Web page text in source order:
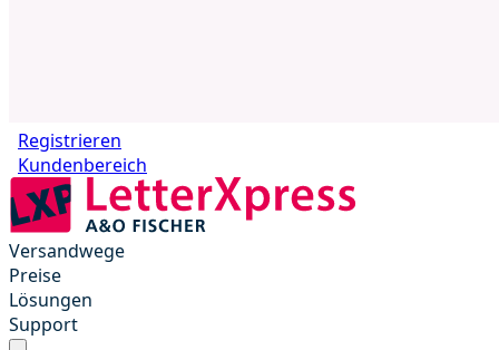
Registrieren
Kundenbereich
Versandwege
Preise
Lösungen
Support